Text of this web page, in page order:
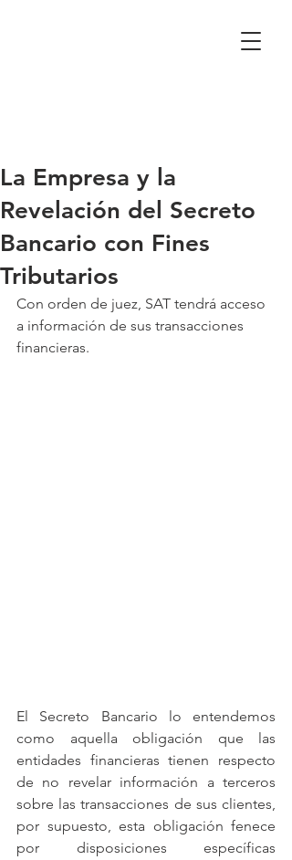
La Empresa y la
Revelación del Secreto
Bancario con Fines
Tributarios
Con orden de juez, SAT tendrá acceso
a información de sus transacciones
financieras.
El Secreto Bancario lo entendemos
como aquella obligación que las
entidades financieras tienen respecto
de no revelar información a terceros
sobre las transacciones de sus clientes,
por supuesto, esta obligación fenece
por disposiciones específicas